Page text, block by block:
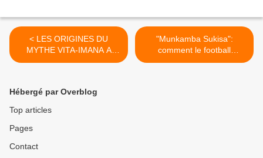
< LES ORIGINES DU
MYTHE VITA-IMANA A
L'INTERIEUR
"Munkamba Sukisa":
comment le football
relança-t-il sa carrière? >
Hébergé par Overblog
Top articles
Pages
Contact